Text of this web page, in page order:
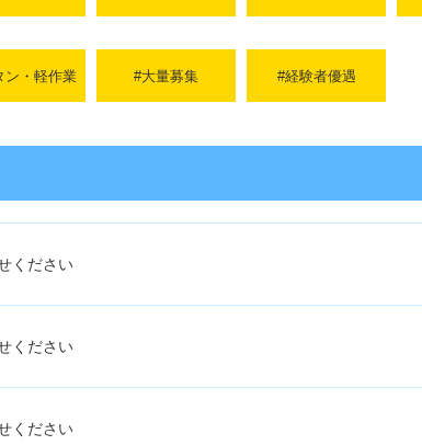
ン・軽作業 #大量募集 #経験者優遇
ください
ください
ください